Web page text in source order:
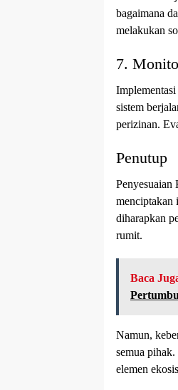
bagaimana
melakukan
7.
sistem
perizinan.
Penutup
Penyesuaian
menciptakan
diharapkan
rumit.
Baca
Namun,
semua
elemen